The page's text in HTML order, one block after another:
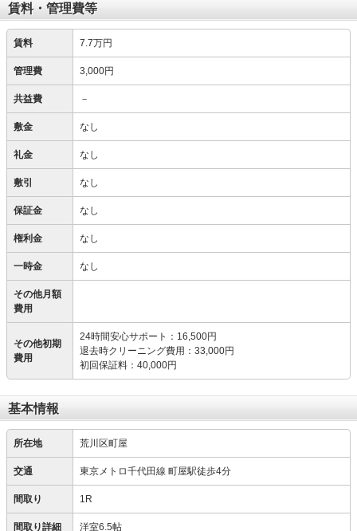
賃料・管理費等
賃料 7.7万円
管理費 3,000円
共益費 －
敷金 なし
礼金 なし
敷引 なし
保証金 なし
権利金 なし
一時金 なし
その他月額
費用
その他初期
費用
24時間安心サポート ： 16,500円
退去時クリーニング費用 ： 33,000円
初回保証料 ： 40,000円
基本情報
所在地 荒川区町屋
交通 東京メトロ千代田線 町屋駅徒歩4分
間取り 1R
間取り詳細 洋室6.5帖